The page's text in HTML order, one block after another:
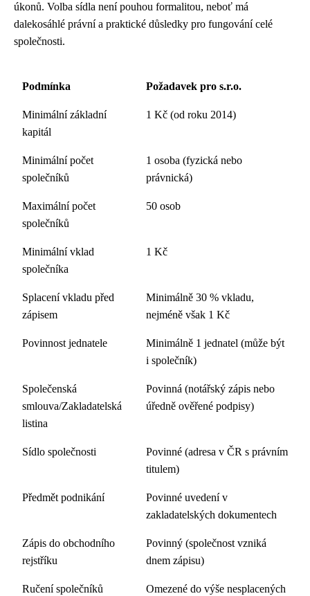
úkonů. Volba sídla není pouhou formalitou, neboť má
dalekosáhlé právní a praktické důsledky pro fungování celé
společnosti.
Podmínka Požadavek pro s.r.o.
Minimální základní
kapitál
1 Kč (od roku 2014)
Minimální počet
společníků
1 osoba (fyzická nebo
právnická)
Maximální počet
společníků
50 osob
Minimální vklad
společníka
1 Kč
Splacení vkladu před
zápisem
Minimálně 30 % vkladu,
nejméně však 1 Kč
Povinnost jednatele
Minimálně 1 jednatel (může být
i společník)
Společenská
smlouva/Zakladatelská
listina
Povinná (notářský zápis nebo
úředně ověřené podpisy)
Sídlo společnosti
Povinné (adresa v ČR s právním
titulem)
Předmět podnikání
Povinné uvedení v
zakladatelských dokumentech
Zápis do obchodního
rejstříku
Povinný (společnost vzniká
dnem zápisu)
Ručení společníků
Omezené do výše nesplacených